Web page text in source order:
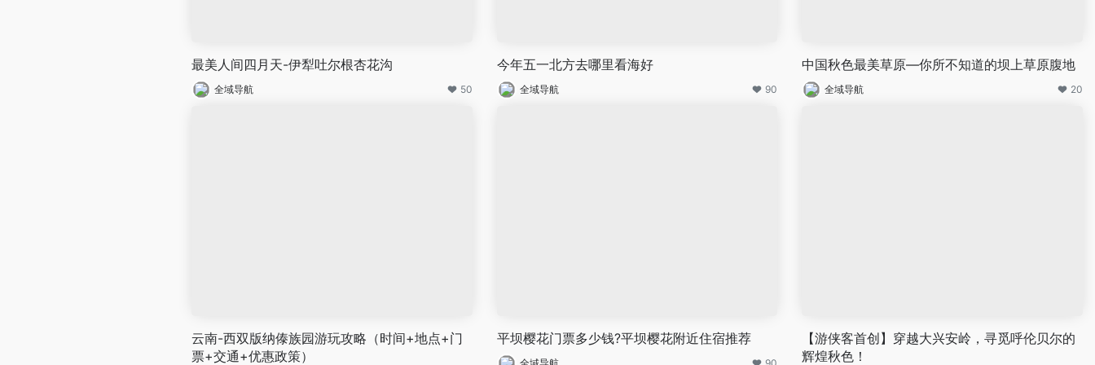
最美人间四月天-伊犁吐尔根杏花沟
全域导航 50
今年五一北方去哪里看海好
全域导航 90
中国秋色最美草原—你所不知道的坝上草原腹地
全域导航 20
云南-西双版纳傣族园游玩攻略（时间+地点+门
票+交通+优惠政策）
平坝樱花门票多少钱?平坝樱花附近住宿推荐
【游侠客首创】穿越大兴安岭，寻觅呼伦贝尔的
辉煌秋色！